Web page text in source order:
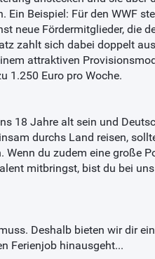
Ein Beispiel: Für den WWF
neue Fördermitglieder, die
zahlt sich dabei doppelt
attraktiven
1.250 Euro pro Woche.
18 Jahre alt sein und
durchs Land reisen,
Wenn du zudem eine große
mitbringst, bist du bei uns
Deshalb bieten wir dir ein
Ferienjob hinausgeht...